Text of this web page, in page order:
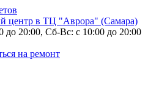
центр в ТЦ "Аврора" (Самара)
до 20:00, Сб-Вс: с 10:00 до 20:00
на ремонт